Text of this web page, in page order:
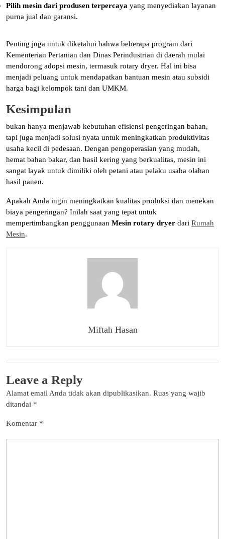
Pilih mesin dari produsen terpercaya yang menyediakan layanan
purna jual dan garansi.
Penting juga untuk diketahui bahwa beberapa program dari
Kementerian Pertanian dan Dinas Perindustrian di daerah mulai
mendorong adopsi mesin, termasuk rotary dryer. Hal ini bisa
menjadi peluang untuk mendapatkan bantuan mesin atau subsidi
harga bagi kelompok tani dan UMKM.
Kesimpulan
bukan hanya menjawab kebutuhan efisiensi pengeringan bahan,
tapi juga menjadi solusi nyata untuk meningkatkan produktivitas
usaha kecil di pedesaan. Dengan pengoperasian yang mudah,
hemat bahan bakar, dan hasil kering yang berkualitas, mesin ini
sangat layak untuk dimiliki oleh petani atau pelaku usaha olahan
hasil panen.
Apakah Anda ingin meningkatkan kualitas produksi dan menekan
biaya pengeringan? Inilah saat yang tepat untuk
mempertimbangkan penggunaan Mesin rotary dryer dari Rumah
Mesin.
Miftah Hasan
Leave a Reply
Alamat email Anda tidak akan dipublikasikan. Ruas yang wajib
ditandai *
Komentar *